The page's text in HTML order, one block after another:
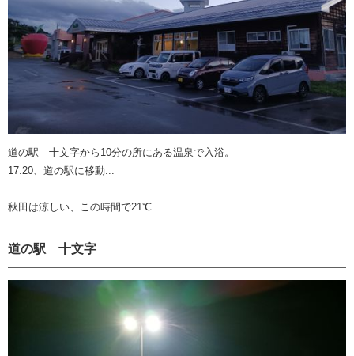
道の駅 十文字から10分の所にある温泉で入浴。
17:20、道の駅に移動...
秋田は涼しい、この時間で21℃
道の駅 十文字